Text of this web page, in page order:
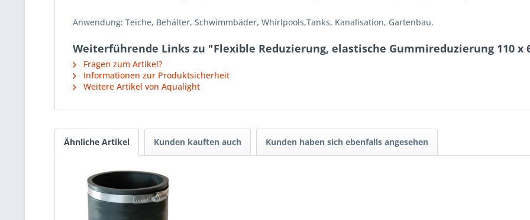
Anwendung: Teiche, Behälter, Schwimmbäder, Whirlpools,Tanks, Kanalisation, Gartenbau.
Weiterführende Links zu "Flexible Reduzierung, elastische Gummireduzierung 110 x
Fragen zum Artikel?
Informationen zur Produktsicherheit
Weitere Artikel von Aqualight
Ähnliche Artikel Kunden kauften auch Kunden haben sich ebenfalls angesehen